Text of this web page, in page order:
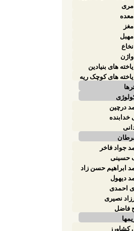
های بنیادین
های کوچک ریه
درچین
خدابنده
جواد فاخر
حسینی
ابراهیم حسن زاد
دیهول
احمدی
نصیری
فاضل
کشاورز